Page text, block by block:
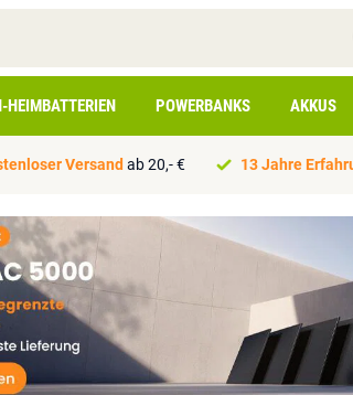
HEIMBATTERIEN POWERBANKS AKKUS
Versand ab 20,- € 13 Jahre